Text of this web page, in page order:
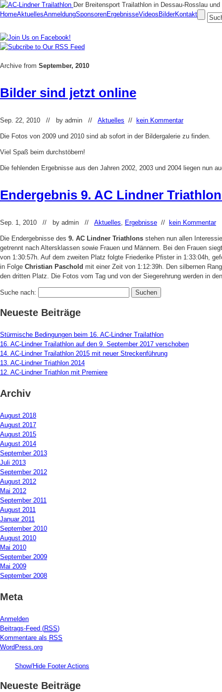
Der Breitensport Trailathlon in Dessau-Rosslau und
HomeAktuellesAnmeldungSponsorenErgebnisseVideos BilderKontakt
Archive from September, 2010
Bilder sind jetzt online
Sep. 22, 2010 // by admin // Aktuelles // kein Kommentar
Die Fotos von 2009 und 2010 sind ab sofort in der Bildergalerie zu finden.
Viel Spaß beim durchstöbern!
Die fehlenden Ergebnisse aus den Jahren 2002, 2003 und 2004 liegen nun
Endergebnis 9. AC Lindner
Sep. 1, 2010 // by admin // Aktuelles, Ergebnisse // kein Kommentar
Die Endergebnisse des 9. AC Lindner Triathlons stehen nun allen
getrennt nach Altersklassen sowie Frauen und Männern. Bei den Frauen
von 1:30:57h. Auf dem zweiten Platz folgte Friederike Pfister in 1:33:04h,
in Folge Christian Paschold mit einer Zeit von 1:12:39h. Den silbernen
den dritten Platz. Die Fotos vom Tag und von der Siegerehrung werden in
Suche nach:
Neueste Beiträge
Stürmische Bedingungen beim 16. AC-Lindner Trailathlon
16. AC-Lindner Trailathlon auf den 9. September 2017 verschoben
14. AC-Lindner Trailathlon 2015 mit neuer Streckenführung
13. AC-Lindner Triathlon 2014
12. AC-Lindner Triathlon mit Premiere
Archiv
August 2018
August 2017
August 2015
August 2014
September 2013
Juli 2013
September 2012
August 2012
Mai 2012
September 2011
August 2011
Januar 2011
September 2010
August 2010
Mai 2010
September 2009
Mai 2009
September 2008
Meta
Anmelden
Beitrags-Feed (RSS)
Kommentare als RSS
WordPress.org
Show/Hide Footer Actions
Neueste Beiträge